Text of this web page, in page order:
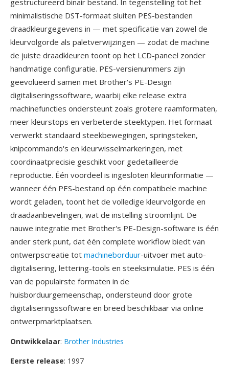
gestructureerd binair bestand. In tegenstelling tot het
minimalistische DST-formaat sluiten PES-bestanden
draadkleurgegevens in — met specificatie van zowel de
kleurvolgorde als paletverwijzingen — zodat de machine
de juiste draadkleuren toont op het LCD-paneel zonder
handmatige configuratie. PES-versienummers zijn
geevolueerd samen met Brother's PE-Design
digitaliseringssoftware, waarbij elke release extra
machinefuncties ondersteunt zoals grotere raamformaten,
meer kleurstops en verbeterde steektypen. Het formaat
verwerkt standaard steekbewegingen, springsteken,
knipcommando's en kleurwisselmarkeringen, met
coordinaatprecisie geschikt voor gedetailleerde
reproductie. Één voordeel is ingesloten kleurinformatie —
wanneer één PES-bestand op één compatibele machine
wordt geladen, toont het de volledige kleurvolgorde en
draadaanbevelingen, wat de instelling stroomlijnt. De
nauwe integratie met Brother's PE-Design-software is één
ander sterk punt, dat één complete workflow biedt van
ontwerpscreatie tot machineborduur-uitvoer met auto-
digitalisering, lettering-tools en steeksimulatie. PES is één
van de populairste formaten in de
huisborduurgemeenschap, ondersteund door grote
digitaliseringssoftware en breed beschikbaar via online
ontwerpmarktplaatsen.
Ontwikkelaar: Brother Industries
Eerste release: 1997